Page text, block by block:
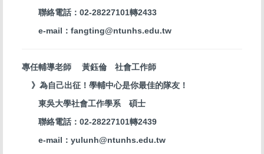
聯絡電話：02-28227101轉2433
e-mail：fangting@ntunhs.edu.tw
專任輔導老師 黃鈺倫 社會工作師
》為自己出征！學輔中心是你最佳的隊友！
東吳大學社會工作學系 碩士
聯絡電話：02-28227101轉2439
e-mail：yulunh@ntunhs.edu.tw